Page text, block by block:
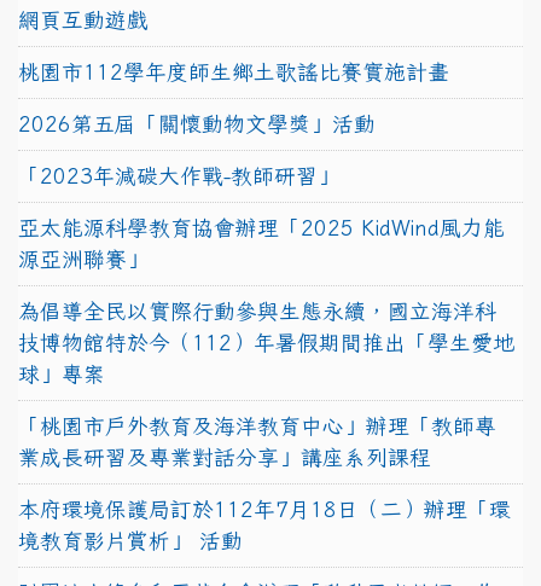
網頁互動遊戲
桃園市112學年度師生鄉土歌謠比賽實施計畫
2026第五屆「關懷動物文學獎」活動
「2023年減碳大作戰-教師研習」
亞太能源科學教育協會辦理「2025 KidWind風力能
源亞洲聯賽」
為倡導全民以實際行動參與生態永續，國立海洋科
技博物館特於今（112）年暑假期間推出「學生愛地
球」專案
「桃園市戶外教育及海洋教育中心」辦理「教師專
業成長研習及專業對話分享」講座系列課程
本府環境保護局訂於112年7月18日（二）辦理「環
境教育影片賞析」 活動